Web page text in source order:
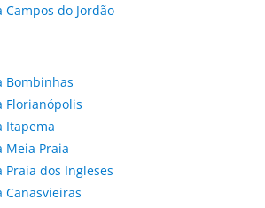
do Jordão
Bombinhas
Florianópolis
Itapema
Meia Praia
dos Ingleses
Canasvieiras